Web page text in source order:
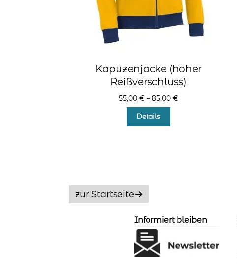
Kapuzenjacke (hoher
Reißverschluss)
55,00 €– 85,00 €
Details
der
Produktseite
werden
zur Startseite
Informiert bleiben